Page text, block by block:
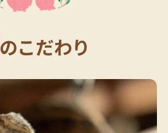
のこだわり